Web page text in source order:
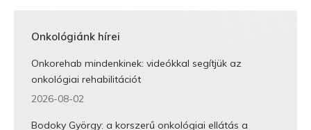
Onkológiánk hírei
Onkorehab mindenkinek: videókkal segítjük az
onkológiai rehabilitációt
2026-08-02
Bodoky György: a korszerű onkológiai ellátás a